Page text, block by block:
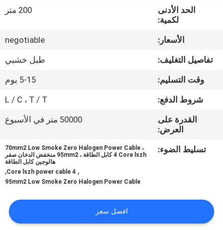
المعمل
مراقبة
الجودة
اقتباس
الحد الأدنى
لكمية:
200 متر
الأسعار:
negotiable
تفاصيل التغليف:
طبل خشبي
وقت التسليم:
5-15 يوم
شروط الدفع:
L / C ، T / T
القدرة على
العرض:
50000 متر في الأسبوع
تسليط الضوء:
70mm2 Low Smoke Zero Halogen Power Cable ،
4 Core lszh كابل الطاقة ، 95mm2 منخفض الدخان صفر
هالوجين كابل الطاقة
,
4 Core lszh power cable
,
95mm2 Low Smoke Zero Halogen Power Cable
افضل سعر